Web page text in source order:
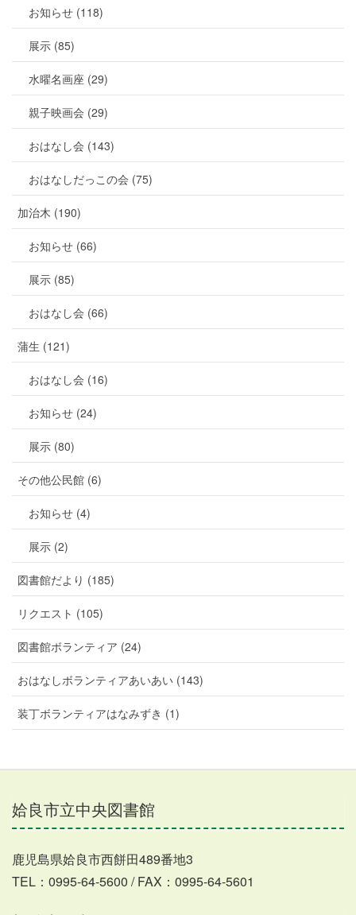
お知らせ (118)
展示 (85)
水曜名画座 (29)
親子映画会 (29)
おはなし会 (143)
おはなしだっこの会 (75)
加治木 (190)
お知らせ (66)
展示 (85)
おはなし会 (66)
蒲生 (121)
おはなし会 (16)
お知らせ (24)
展示 (80)
その他公民館 (6)
お知らせ (4)
展示 (2)
図書館だより (185)
リクエスト (105)
図書館ボランティア (24)
おはなしボランティアあいあい (143)
装丁ボランティアはなみずき (1)
姶良市立中央図書館
鹿児島県姶良市西餅田489番地3
TEL：0995-64-5600 / FAX：0995-64-5601